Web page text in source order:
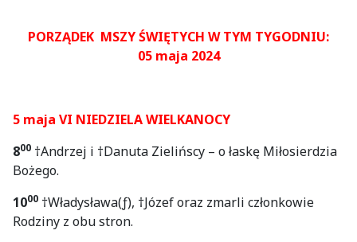
PORZĄDEK MSZY ŚWIĘTYCH W TYM TYGODNIU:
05 maja 2024
5 maja VI NIEDZIELA WIELKANOCY
800 †Andrzej i †Danuta Zielińscy – o łaskę Miłosierdzia
Bożego.
1000 †Władysława(ƒ), †Józef oraz zmarli członkowie
Rodziny z obu stron.